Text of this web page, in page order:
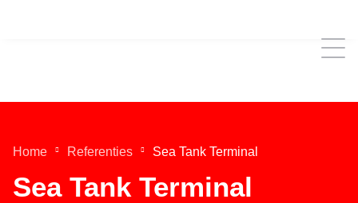
Home Referenties Sea Tank Terminal
Sea Tank Terminal